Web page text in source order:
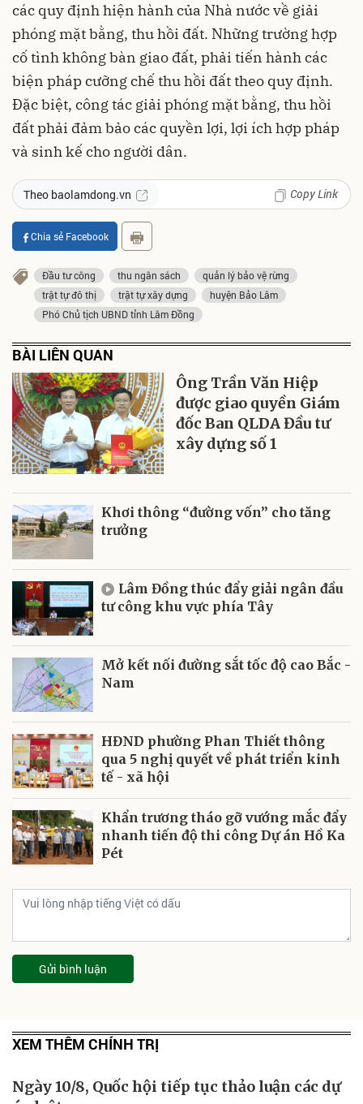
các quy định hiện hành của Nhà nước về giải
phóng mặt bằng, thu hồi đất. Những trường hợp
cố tình không bàn giao đất, phải tiến hành các
biện pháp cưỡng chế thu hồi đất theo quy định.
Đặc biệt, công tác giải phóng mặt bằng, thu hồi
đất phải đảm bảo các quyền lợi, lợi ích hợp pháp
và sinh kế cho người dân.
Theo baolamdong.vn Copy Link
Chia sẻ Facebook
Đầu tư công thu ngân sách
quản lý bảo vệ rừng
trật tự đô thị
trật tự xây dựng
huyện Bảo Lâm
Phó Chủ tịch UBND tỉnh Lâm Đồng
BÀI LIÊN QUAN
Ông Trần Văn Hiệp
được giao quyền Giám
đốc Ban QLDA Đầu tư
xây dựng số 1
Khơi thông “đường vốn” cho tăng
trưởng
Lâm Đồng thúc đẩy giải ngân đầu
tư công khu vực phía Tây
Mở kết nối đường sắt tốc độ cao Bắc -
Nam
HĐND phường Phan Thiết thông
qua 5 nghị quyết về phát triển kinh
tế - xã hội
Khẩn trương tháo gỡ vướng mắc đẩy
nhanh tiến độ thi công Dự án Hồ Ka
Pét
Gửi bình luận
XEM THÊM CHÍNH TRỊ
Ngày 10/8, Quốc hội tiếp tục thảo luận các dự